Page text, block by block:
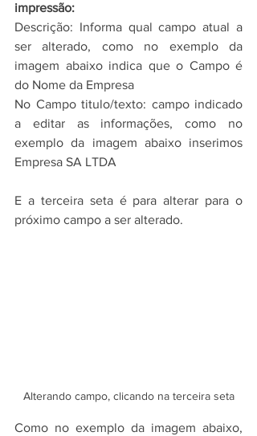
impressão:
Descrição: Informa qual campo atual a
ser alterado, como no exemplo da
imagem abaixo indica que o Campo é
do Nome da Empresa
No Campo titulo/texto: campo indicado
a editar as informações, como no
exemplo da imagem abaixo inserimos
Empresa SA LTDA
E a terceira seta é para alterar para o
próximo campo a ser alterado.
Alterando campo, clicando na terceira seta
Como no exemplo da imagem abaixo,